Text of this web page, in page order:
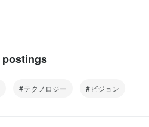
postings
テクノロジー ビジョン